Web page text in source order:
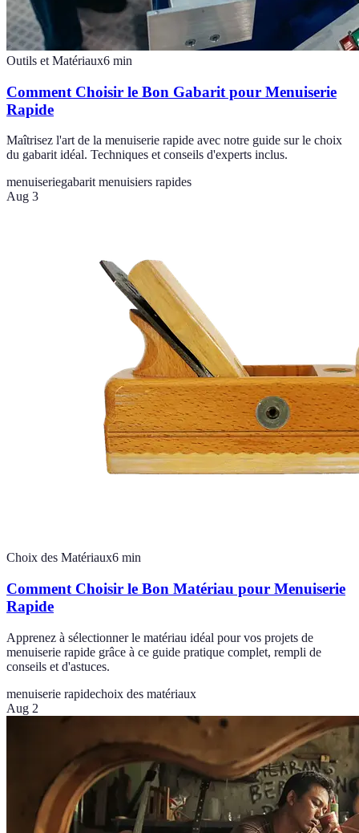
Outils et Matériaux6 min
Comment Choisir le Bon Gabarit pour Menuiserie
Rapide
Maîtrisez l'art de la menuiserie rapide avec notre guide sur le choix
du gabarit idéal. Techniques et conseils d'experts inclus.
menuiseriegabarit menuisiers rapides
Aug 3
Choix des Matériaux6 min
Comment Choisir le Bon Matériau pour Menuiserie
Rapide
Apprenez à sélectionner le matériau idéal pour vos projets de
menuiserie rapide grâce à ce guide pratique complet, rempli de
conseils et d'astuces.
menuiserie rapidechoix des matériaux
Aug 2